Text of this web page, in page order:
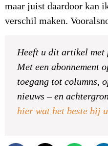
maar juist daardoor kan
verschil maken.
Heeft u dit artikel met
Met een abonnement
toegang tot columns,
nieuws – en
hier wat het beste bij